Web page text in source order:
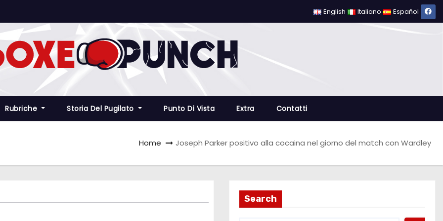
English Italiano Español
Rubriche Storia Del Pugilato Punto Di Vista Extra Contatti
Home Joseph Parker positivo alla cocaina nel giorno del match con Wardley
Search